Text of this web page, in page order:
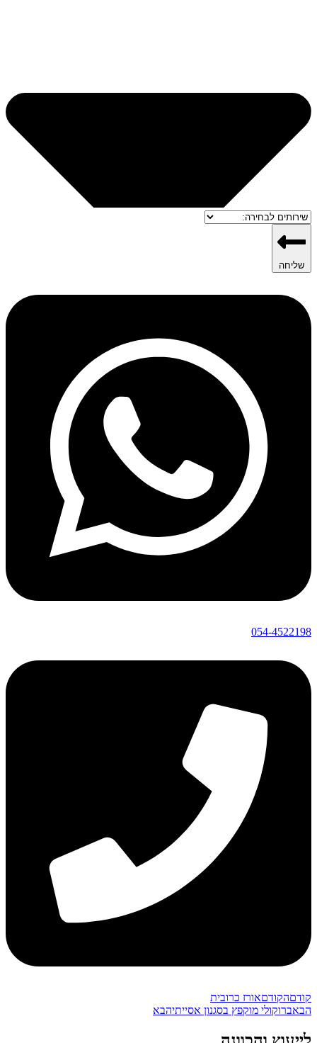
שליחה
054-4522198
קודםהקודםאורז כרובית
הבאברוקולי מוקפץ בסגנון אסייתיהבא